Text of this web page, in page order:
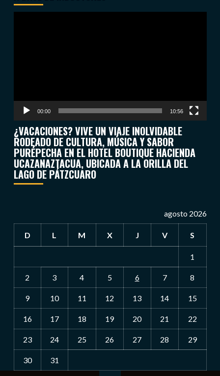
00:00 10:56
¿VACACIONES? VIVE UN VIAJE INOLVIDABLE
RODEADO DE CULTURA, MÚSICA Y SABOR
PURÉPECHA EN EL HOTEL BOUTIQUE HACIENDA
UCAZANAZTACUA, UBICADA A LA ORILLA DEL
LAGO DE PÁTZCUARO
agosto 2026
D L M X J V S
1
2 3 4 5 6 7 8
9 10 11 12 13 14 15
16 17 18 19 20 21 22
23 24 25 26 27 28 29
30 31